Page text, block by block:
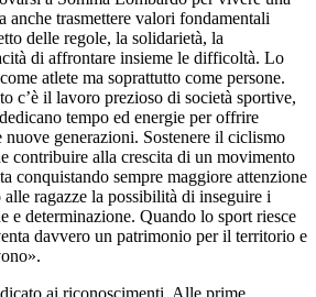
anche trasmettere valori fondamentali
delle regole, la solidarietà, la
di affrontare insieme le difficoltà. Lo
atlete ma soprattutto come persone.
c’è il lavoro prezioso di società sportive,
tempo ed energie per offrire
generazioni. Sostenere il ciclismo
contribuire alla crescita di un movimento
conquistando sempre maggiore attenzione
ragazze la possibilità di inseguire i
e determinazione. Quando lo sport riesce
davvero un patrimonio per il territorio e
ai riconoscimenti. Alle prime